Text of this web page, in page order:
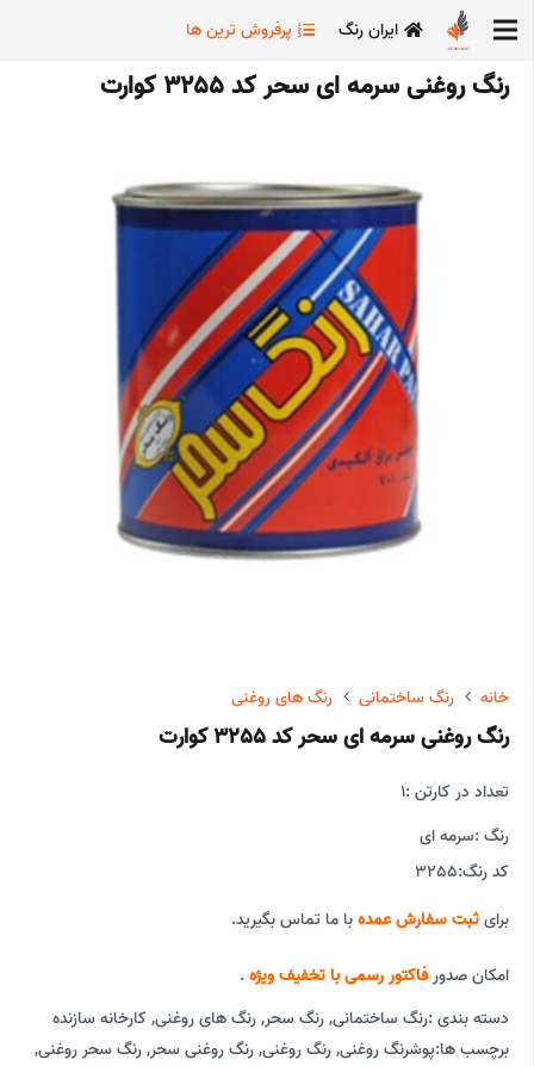
ایران رنگ پرفروش ترین ها
رنگ روغنی سرمه ای سحر کد 3255 کوارت
خانه رنگ ساختمانی رنگ های روغنی
رنگ روغنی سرمه ای سحر کد 3255 کوارت
تعداد در کارتن :1
رنگ :سرمه ای
کد رنگ:3255
برایثبت سفارش عمدهبا ما تماس بگیرید.
امکان صدورفاکتور رسمی با تخفیف ویژه .
دسته بندی :رنگ ساختمانی,رنگ سحر,رنگ های روغنی, کارخانه سازنده
برچسب ها:پوشرنگ روغنی,رنگ روغنی,رنگ روغنی سحر,رنگ سحر روغنی,